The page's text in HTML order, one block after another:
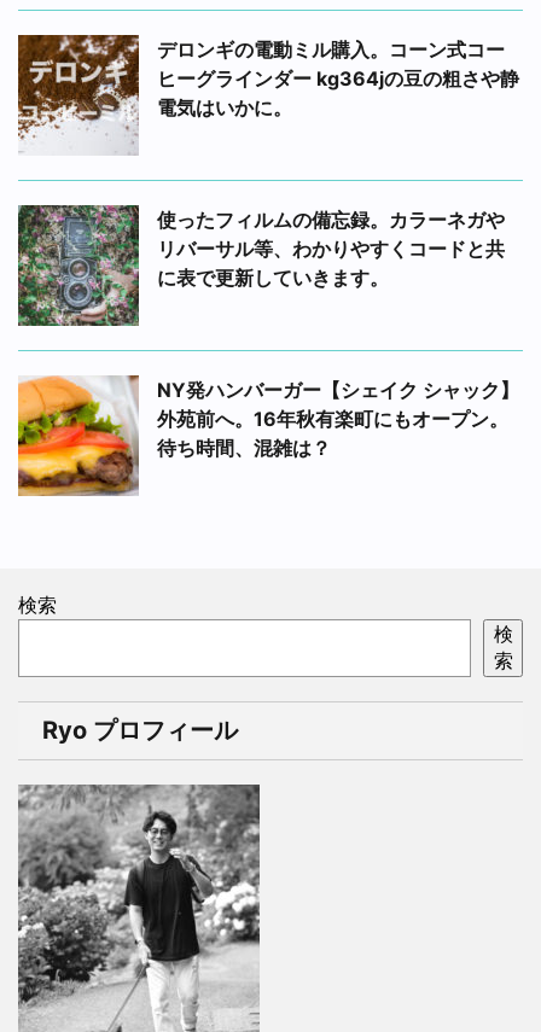
デロンギの電動ミル購入。コーン式コー
ヒーグラインダー kg364jの豆の粗さや静
電気はいかに。
使ったフィルムの備忘録。カラーネガや
リバーサル等、わかりやすくコードと共
に表で更新していきます。
NY発ハンバーガー【シェイク シャック】
外苑前へ。16年秋有楽町にもオープン。
待ち時間、混雑は？
検索
検
索
Ryo プロフィール